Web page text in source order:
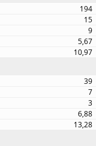
194
15
9
5,67
10,97
39
7
3
6,88
13,28